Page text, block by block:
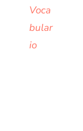
Voca
bular
io